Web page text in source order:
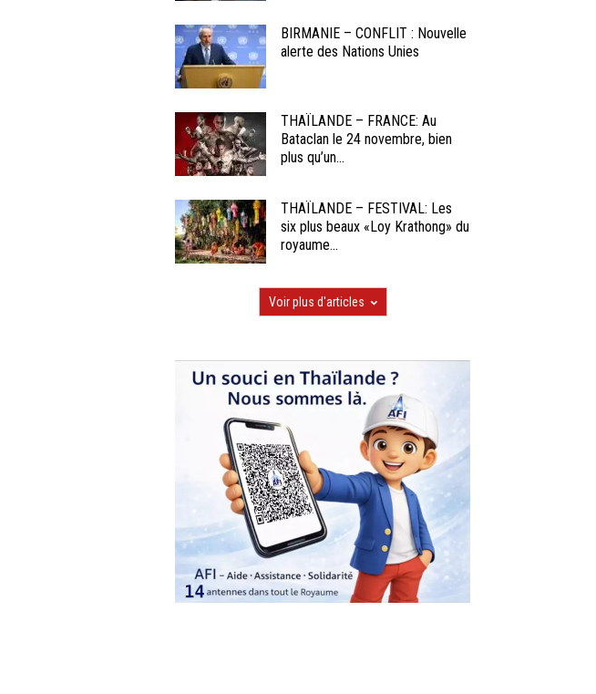
BIRMANIE – CONFLIT : Nouvelle
alerte des Nations Unies
THAÏLANDE – FRANCE: Au
Bataclan le 24 novembre, bien
plus qu’un...
THAÏLANDE – FESTIVAL: Les
six plus beaux «Loy Krathong» du
royaume...
Voir plus d'articles